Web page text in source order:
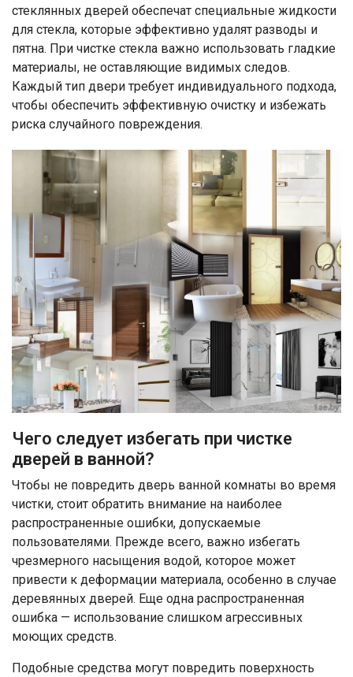
стеклянных дверей обеспечат специальные жидкости
для стекла, которые эффективно удалят разводы и
пятна. При чистке стекла важно использовать гладкие
материалы, не оставляющие видимых следов.
Каждый тип двери требует индивидуального подхода,
чтобы обеспечить эффективную очистку и избежать
риска случайного повреждения.
Чего следует избегать при чистке
дверей в ванной?
Чтобы не повредить дверь ванной комнаты во время
чистки, стоит обратить внимание на наиболее
распространенные ошибки, допускаемые
пользователями. Прежде всего, важно избегать
чрезмерного насыщения водой, которое может
привести к деформации материала, особенно в случае
деревянных дверей. Еще одна распространенная
ошибка — использование слишком агрессивных
моющих средств.
Подобные средства могут повредить поверхность